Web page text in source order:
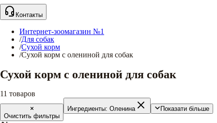
Контакты
Интернет-зоомагазин №1
/Для собак
/Сухой корм
/Сухой корм с олениной для собак
Сухой корм с олениной для собак
11 товаров
Очистить фильтры
Ингредиенты: Оленина Показати більше